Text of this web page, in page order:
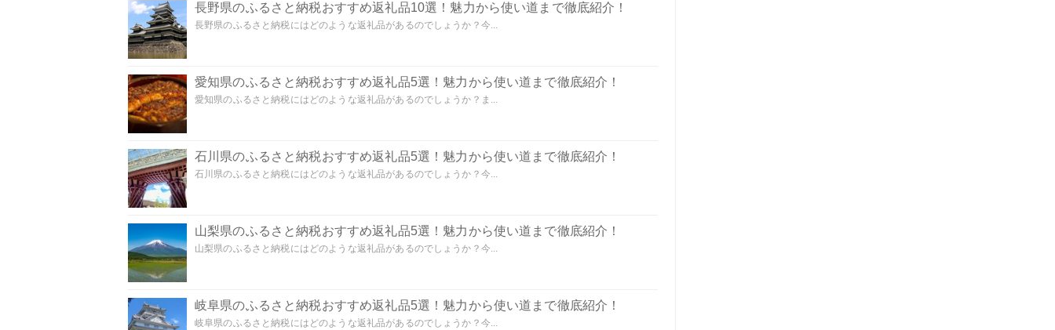
長野県のふるさと納税おすすめ返礼品10選！魅力から使い道まで徹底紹介！
長野県のふるさと納税にはどのような返礼品があるのでしょうか？今...
愛知県のふるさと納税おすすめ返礼品5選！魅力から使い道まで徹底紹介！
愛知県のふるさと納税にはどのような返礼品があるのでしょうか？ま...
石川県のふるさと納税おすすめ返礼品5選！魅力から使い道まで徹底紹介！
石川県のふるさと納税にはどのような返礼品があるのでしょうか？今...
山梨県のふるさと納税おすすめ返礼品5選！魅力から使い道まで徹底紹介！
山梨県のふるさと納税にはどのような返礼品があるのでしょうか？今...
岐阜県のふるさと納税おすすめ返礼品5選！魅力から使い道まで徹底紹介！
岐阜県のふるさと納税にはどのような返礼品があるのでしょうか？今...